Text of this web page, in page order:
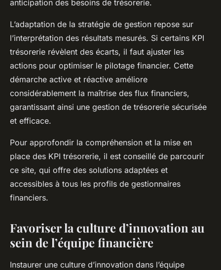
anticipation des besoins de trésorerie.
L’adaptation de la stratégie de gestion repose sur
l’interprétation des résultats mesurés. Si certains KPI
trésorerie révèlent des écarts, il faut ajuster les
actions pour optimiser le pilotage financier. Cette
démarche active et réactive améliore
considérablement la maîtrise des flux financiers,
garantissant ainsi une gestion de trésorerie sécurisée
et efficace.
Pour approfondir la compréhension et la mise en
place des KPI trésorerie, il est conseillé de parcourir
ce site, qui offre des solutions adaptées et
accessibles à tous les profils de gestionnaires
financiers.
Favoriser la culture d’innovation au
sein de l’équipe financière
Instaurer une culture d’innovation dans l’équipe